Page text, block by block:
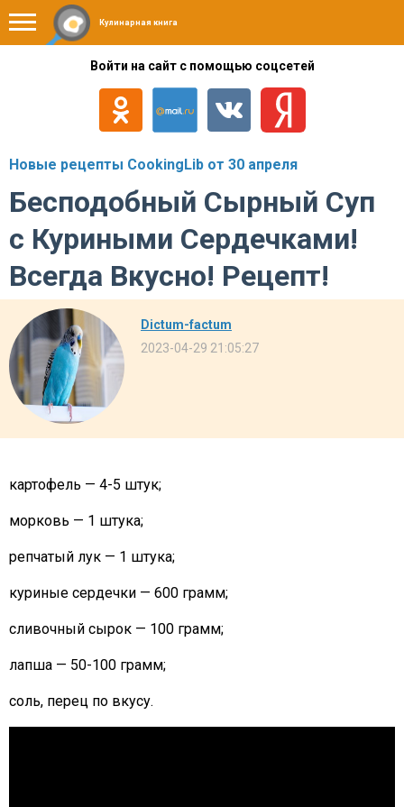
Кулинарная книга
Войти на сайт с помощью соцсетей
Новые рецепты CookingLib от 30 апреля
Бесподобный Сырный Суп
с Куриными Сердечками!
Всегда Вкусно! Рецепт!
Dictum-factum
2023-04-29 21:05:27
картофель — 4-5 штук;
морковь — 1 штука;
репчатый лук — 1 штука;
куриные сердечки — 600 грамм;
сливочный сырок — 100 грамм;
лапша — 50-100 грамм;
соль, перец по вкусу.